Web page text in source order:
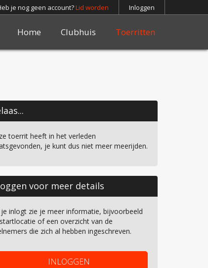
je nog geen account?Lid worden Inloggen
Home Clubhuis Toerritten
toerrit heeft in het verleden
je kunt dus niet meer meerijden.
voor meer details
je inlogt zie je meer informatie, bijvoorbeeld
of een overzicht van de
die zich al hebben ingeschreven.
INLOGGEN